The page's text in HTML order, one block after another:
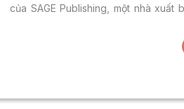
của SAGE Publishing, một nhà xuất